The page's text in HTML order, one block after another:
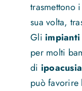
trasmettono
sua volta,
Gli
per molti
di ipoacusia
può favorire